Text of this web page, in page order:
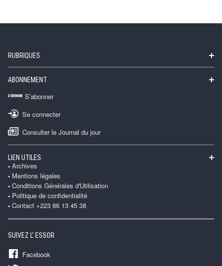
RUBRIQUES
ABONNEMENT
S’abonner
Se connecter
Consulter le Journal du jour
LIEN UTILES
Archives
Mentions légales
Conditions Générales d'Utilisation
Politique de confidentialité
Contact +223 66 13 45 38
SUIVEZ L' ESSOR
Facebook